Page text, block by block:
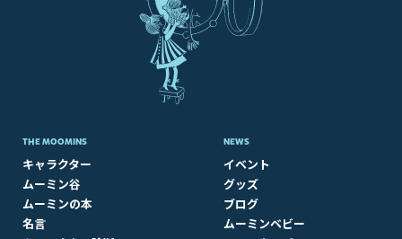
THE MOOMINS
キャラクター
ムーミン谷
ムーミンの本
名言
NEWS
イベント
グッズ
ブログ
ムーミンベビー